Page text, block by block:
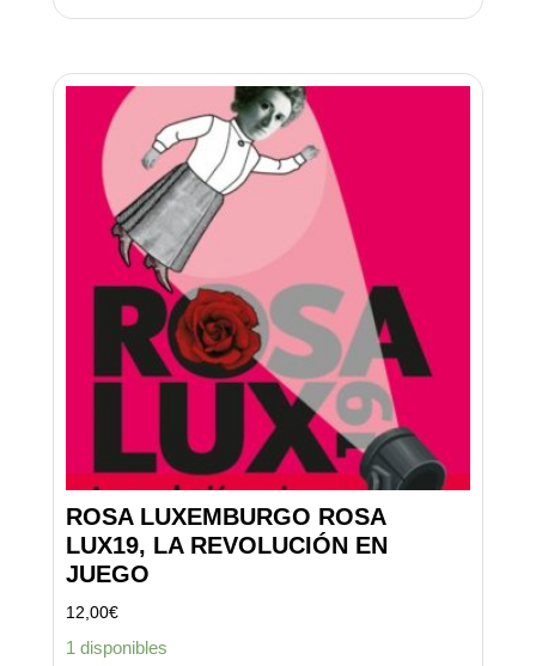
ROSA LUXEMBURGO ROSA
LUX19, LA REVOLUCIÓN EN
JUEGO
12,00€
1 disponibles